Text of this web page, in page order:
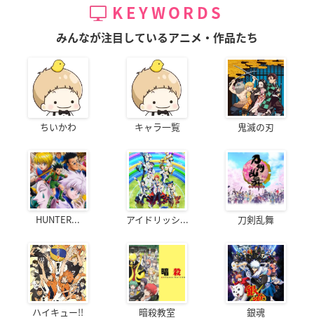
KEYWORDS
みんなが注目しているアニメ・作品たち
ちいかわ キャラ一覧 鬼滅の刃
HUNTER... アイドリッシ... 刀剣乱舞
ハイキュー!! 暗殺教室 銀魂